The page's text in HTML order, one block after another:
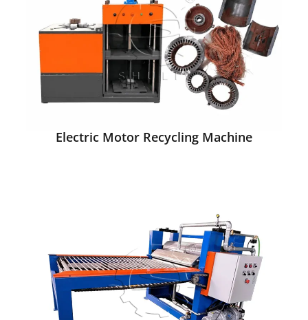
Electric Motor Recycling Machine